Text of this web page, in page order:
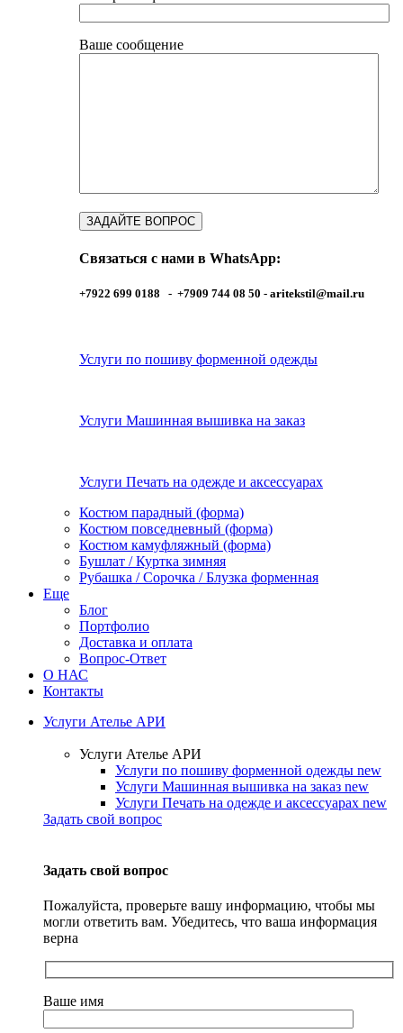
Ваше сообщение
Связаться с нами в WhatsApp:
+7922 699 0188 - +7909 744 08 50 - aritekstil@mail.ru
Услуги по пошиву форменной одежды
Услуги Машинная вышивка на заказ
Услуги Печать на одежде и аксессуарах
Костюм парадный (форма)
Костюм повседневный (форма)
Костюм камуфляжный (форма)
Бушлат / Куртка зимняя
Рубашка / Сорочка / Блузка форменная
Еще
Блог
Портфолио
Доставка и оплата
Вопрос-Ответ
О НАС
Контакты
Услуги Ателье АРИ
Услуги Ателье АРИ
Услуги по пошиву форменной одежды new
Услуги Машинная вышивка на заказ new
Услуги Печать на одежде и аксессуарах new
Задать свой вопрос
Задать свой вопрос
Пожалуйста, проверьте вашу информацию, чтобы мы
могли ответить вам. Убедитесь, что ваша информация
верна
Ваше имя